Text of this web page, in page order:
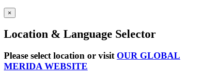
×
Location & Language Selector
Please select location or visit OUR GLOBAL
MERIDA WEBSITE